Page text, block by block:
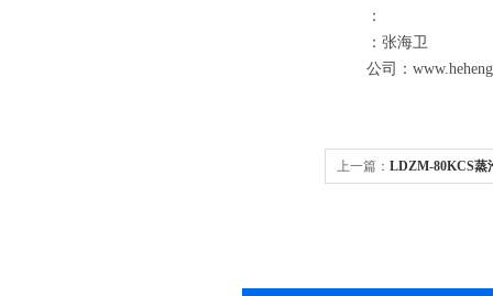
：
：张海卫
公司：
上一篇： LDZM-80KCS蒸